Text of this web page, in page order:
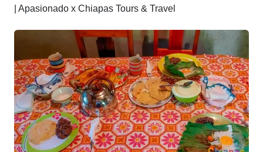
| Apasionado x Chiapas Tours & Travel